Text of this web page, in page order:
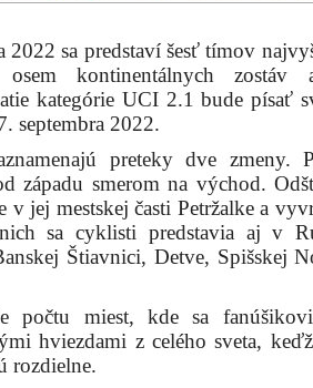
2022 sa predstaví šesť tímov
kontinentálnych zostáv
kategórie UCI 2.1 bude písať
septembra 2022.
preteky dve zmeny.
západu smerom na východ.
v jej mestskej časti Petržalke a
sa cyklisti predstavia aj v
Štiavnici, Detve, Spišskej
počtu miest, kde sa
hviezdami z celého sveta,
rozdielne.